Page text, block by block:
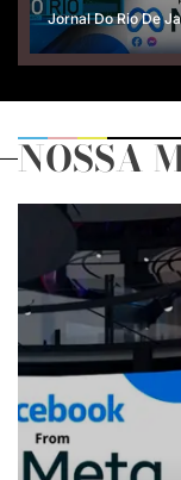
Jornal Do Rio De
NOSSA